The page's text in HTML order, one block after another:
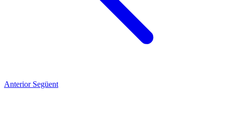
Anterior Següent